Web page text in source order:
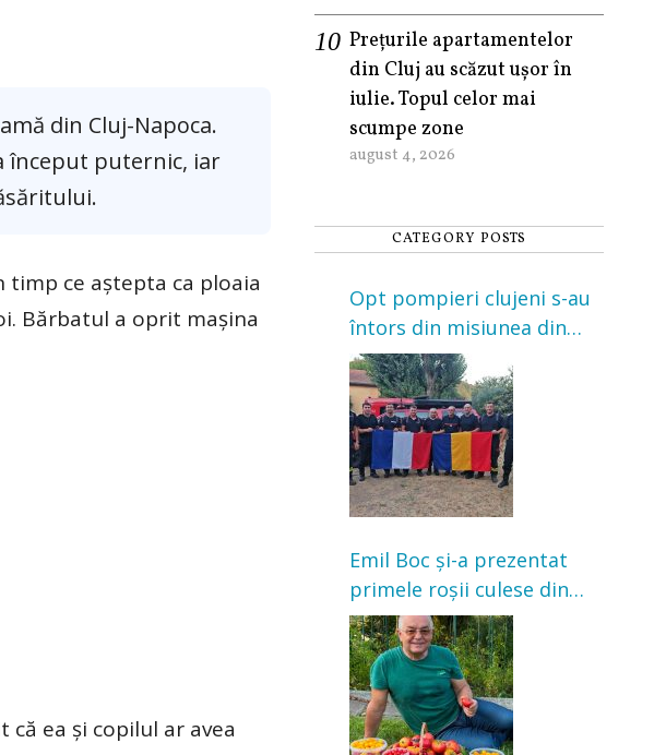
din Cluj-Napoca.
început puternic, iar
timp ce aștepta ca ploaia
Bărbatul a oprit mașina
ea și copilul ar avea
Prețurile apartamentelor
din Cluj au scăzut ușor în
iulie. Topul celor mai
scumpe zone
august 4, 2026
CATEGORY POSTS
Opt pompieri clujeni s-au
întors din misiunea din
Franța. Au intervenit la
incendii de vegetație și
pădure
Emil Boc și-a prezentat
primele roșii culese din
grădină: „Niciun magazin
nu poate oferi această
satisfacție”